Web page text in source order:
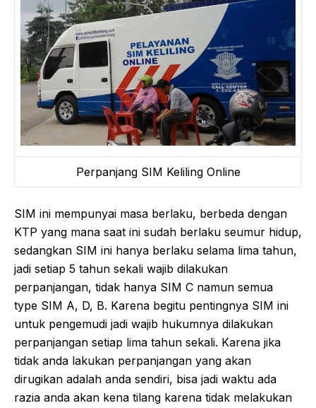
Perpanjang SIM Keliling Online
SIM ini mempunyai masa berlaku, berbeda dengan
KTP yang mana saat ini sudah berlaku seumur hidup,
sedangkan SIM ini hanya berlaku selama lima tahun,
jadi setiap 5 tahun sekali wajib dilakukan
perpanjangan, tidak hanya SIM C namun semua
type SIM A, D, B. Karena begitu pentingnya SIM ini
untuk pengemudi jadi wajib hukumnya dilakukan
perpanjangan setiap lima tahun sekali. Karena jika
tidak anda lakukan perpanjangan yang akan
dirugikan adalah anda sendiri, bisa jadi waktu ada
razia anda akan kena tilang karena tidak melakukan